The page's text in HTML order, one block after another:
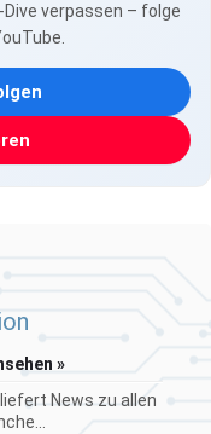
Dive verpassen – folge
»
News zu allen